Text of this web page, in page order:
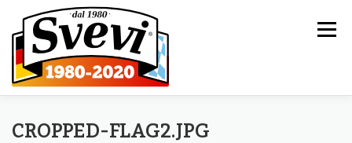
Passa al contenuto
Menu
HOME L’AZIENDA I NOSTRI PRODOTTI
CROPPED-FLAG2.JPG